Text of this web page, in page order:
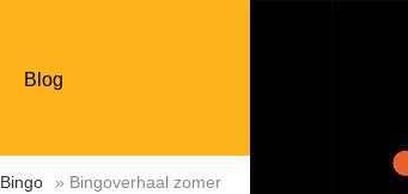
Blog
Bingo » Bingoverhaal zomer